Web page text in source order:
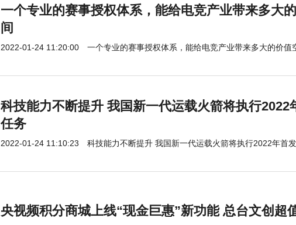
一个专业的赛事授权体系，能给电竞产业带来多大
间
2022-01-24 11:20:00 一个专业的赛事授权体系，能给电竞产业带来多大的价值
科技能力不断提升 我国新一代运载火箭将执行2022
任务
2022-01-24 11:10:23 科技能力不断提升 我国新一代运载火箭将执行2022年首
央视频积分商城上线“现金巨惠”新功能 总台文创超